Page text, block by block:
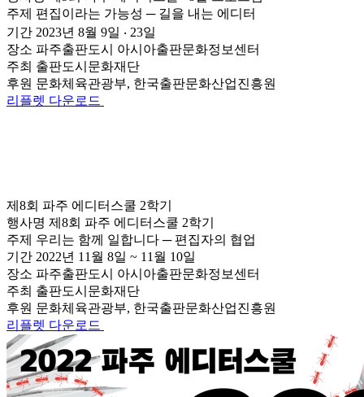
주제 편집이라는 가능성 ─ 길을 내는 에디터
기간 2023년 8월 9일 ‧ 23일
장소 파주출판도시 아시아출판문화정보센터
주최 출판도시문화재단
후원 문화체육관광부, 한국출판문화산업진흥원
리플렛 다운로드
제8회 파주 에디터스쿨 2학기
행사명 제8회 파주 에디터스쿨 2학기
주제 우리는 함께 일합니다 ─ 편집자의 협업
기간 2022년 11월 8일 ~ 11월 10일
장소 파주출판도시 아시아출판문화정보센터
주최 출판도시문화재단
후원 문화체육관광부, 한국출판문화산업진흥원
리플렛 다운로드